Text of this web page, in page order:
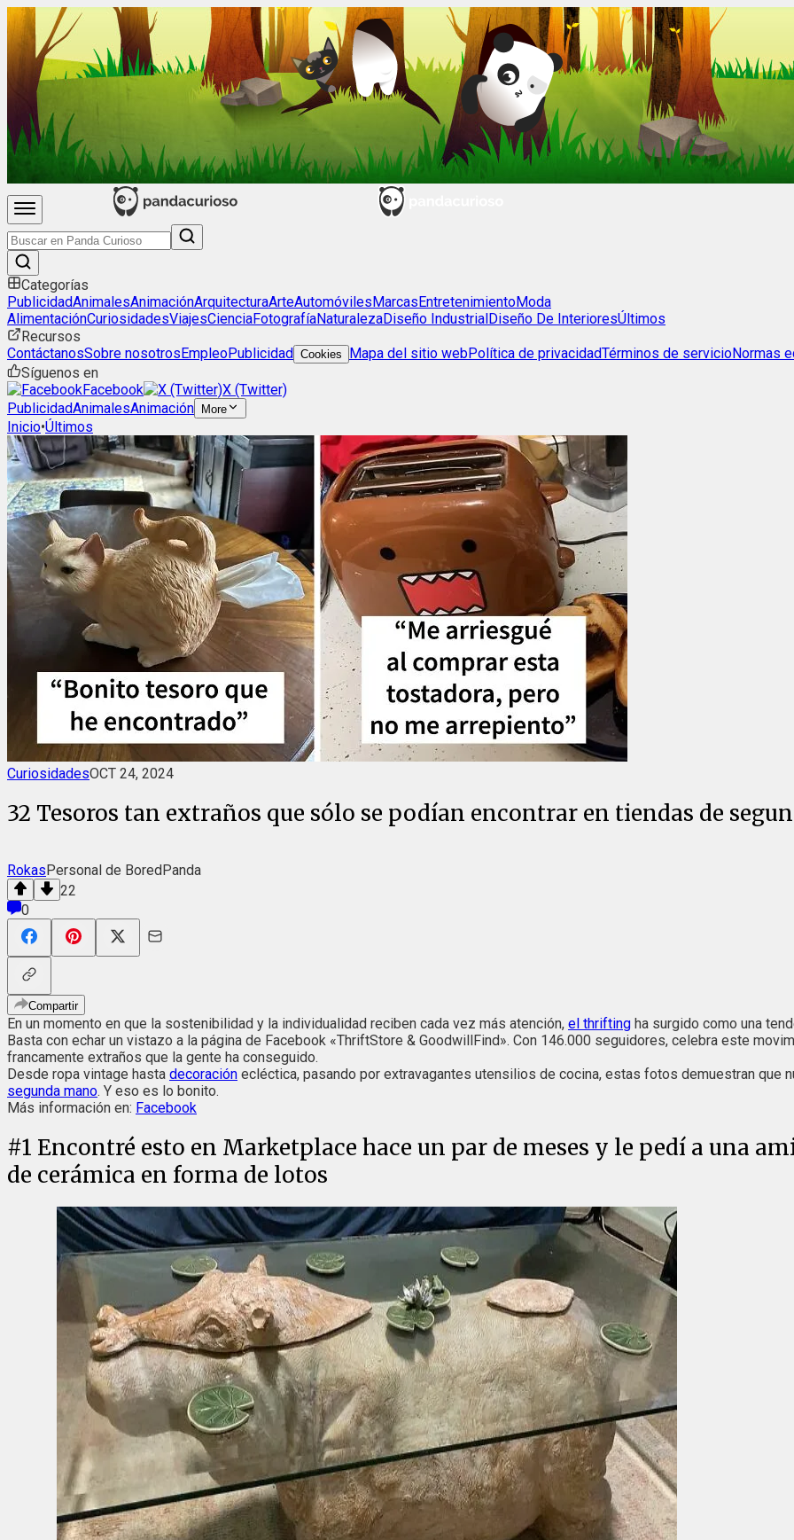
Categorías
PublicidadAnimalesAnimaciónArquitecturaArteAutomóvilesMarcasEntretenimientoModa
AlimentaciónCuriosidadesViajesCienciaFotografíaNaturalezaDiseño IndustrialDiseño De InterioresÚltimos
Recursos
ContáctanosSobre nosotrosEmpleoPublicidad Cookies Mapa del sitio webPolítica de privacidadTérminos de servicioNormas
Síguenos en
Facebook
X (Twitter)
PublicidadAnimalesAnimación More
Inicio•Últimos
CuriosidadesOCT 24, 2024
32 Tesoros tan extraños que sólo se podían encontrar en tiendas de
RokasPersonal de BoredPanda
22
0
Compartir
En un momento en que la sostenibilidad y la individualidad reciben cada vez más atención, el thrifting ha surgido como una
Basta con echar un vistazo a la página de Facebook «ThriftStore & GoodwillFind». Con 146.000 seguidores, celebra este
francamente extraños que la gente ha conseguido.
Desde ropa vintage hasta decoración ecléctica, pasando por extravagantes utensilios de cocina, estas fotos demuestran que
segunda mano. Y eso es lo bonito.
Más información en: Facebook
#1 Encontré esto en Marketplace hace un par de meses y le pedí a una
de cerámica en forma de lotos